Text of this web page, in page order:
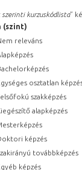
szerinti kurzuskódlista”
(szint)
releváns
osztatlan
szakképzés
alapképzés
képzés
továbbképzés
képzés